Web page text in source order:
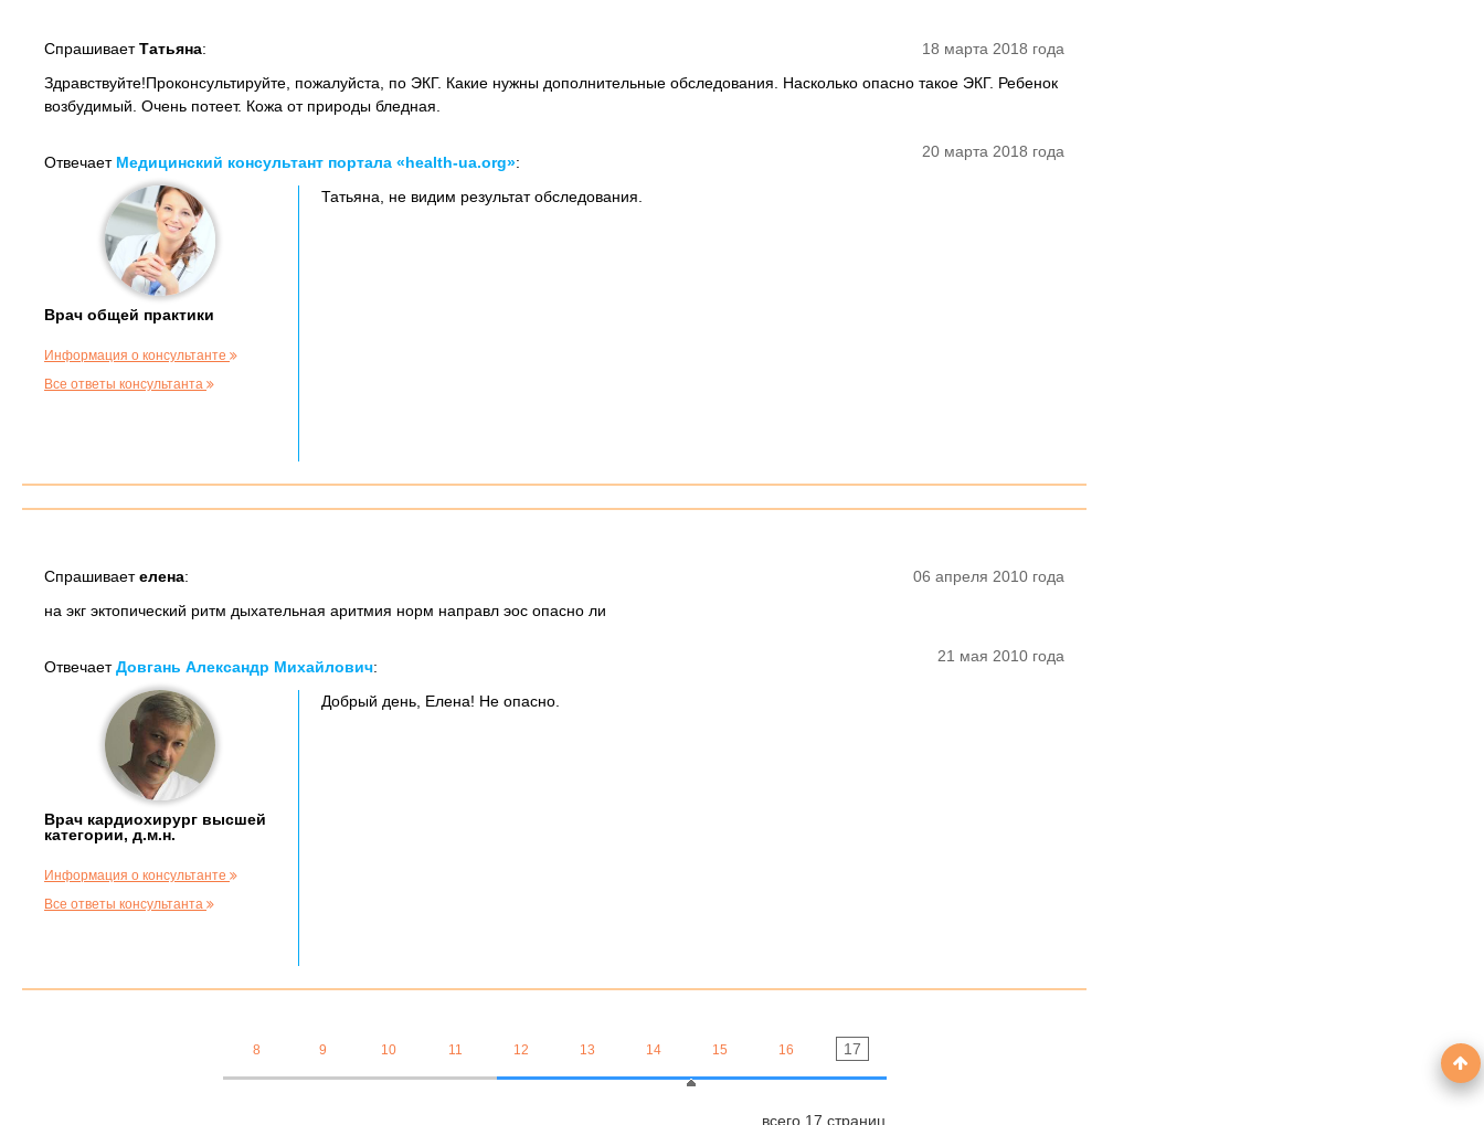
18 марта 2018 года
СпрашиваетТатьяна:
Здравствуйте!Проконсультируйте, пожалуйста, по ЭКГ. Какие нужны дополнительные обследования. Насколько опасно такое ЭКГ. Ребенок
возбудимый. Очень потеет. Кожа от природы бледная.
20 марта 2018 года
Отвечает Медицинский консультант портала «health-ua.org»:
Врач общей практики
Информация о консультанте
Все ответы консультанта
Татьяна, не видим результат обследования.
06 апреля 2010 года
Спрашиваетелена:
на экг эктопический ритм дыхательная аритмия норм направл эос опасно ли
21 мая 2010 года
ОтвечаетДовгань Александр Михайлович:
Врач кардиохирург высшей
категории, д.м.н.
Информация о консультанте
Все ответы консультанта
Добрый день, Елена! Не опасно.
8 9 10 11 12 13 14 15 16 17
всего 17 страниц